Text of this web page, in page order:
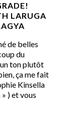
LARUGA
de belles
du
ton plutôt
ça me fait
Kinsella
) et vous